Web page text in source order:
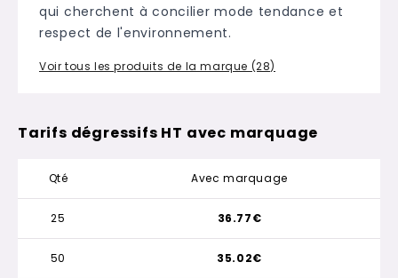
qui cherchent à concilier mode tendance et
respect de l'environnement.
Voir tous les produits de la marque (28)
Tarifs dégressifs HT avec marquage
Qté Avec marquage
25
50
36.77€
35.02€